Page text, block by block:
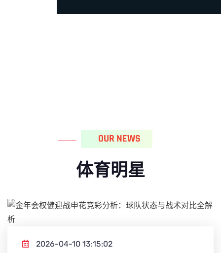
OUR NEWS
体育明星
2026-04-10 13:15:02